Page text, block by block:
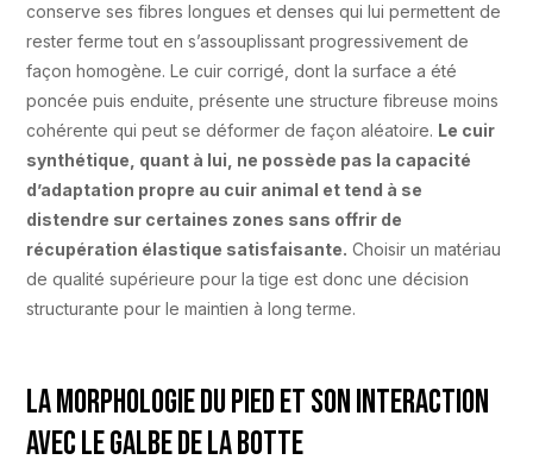
conserve ses fibres longues et denses qui lui permettent de
rester ferme tout en s’assouplissant progressivement de
façon homogène. Le cuir corrigé, dont la surface a été
poncée puis enduite, présente une structure fibreuse moins
cohérente qui peut se déformer de façon aléatoire. Le cuir
synthétique, quant à lui, ne possède pas la capacité
d’adaptation propre au cuir animal et tend à se
distendre sur certaines zones sans offrir de
récupération élastique satisfaisante. Choisir un matériau
de qualité supérieure pour la tige est donc une décision
structurante pour le maintien à long terme.
La morphologie du pied et son interaction
avec le galbe de la botte